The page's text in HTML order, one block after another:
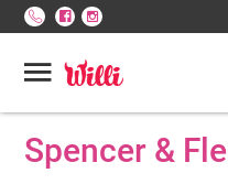
Spencer &